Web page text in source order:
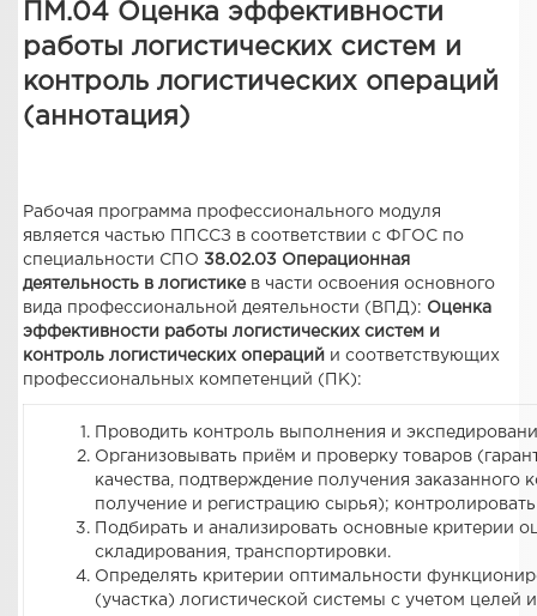
ПМ.04 Оценка эффективности
работы логистических систем и
контроль логистических операций
(аннотация)
Рабочая программа профессионального модуля
является частью ППССЗ в соответствии с ФГОС по
специальности СПО 38.02.03 Операционная
деятельность в логистикев части освоения основного
вида профессиональной деятельности (ВПД): Оценка
эффективности работы логистических систем и
контроль логистических операций
и соответствующих
профессиональных компетенций (ПК):
Проводить контроль выполнения и
Организовывать приём и проверку товаров
качества, подтверждение получения заказанного
получение и регистрацию сырья);
Подбирать и анализировать основные критерии
складирования, транспортировки.
Определять критерии оптимальности
(участка) логистической системы с учетом целей